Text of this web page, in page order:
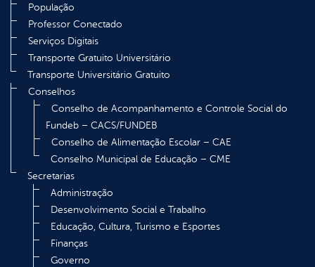
População
Professor Conectado
Serviços Digitais
Transporte Gratuito Universitário
Transporte Universitário Gratuito
Conselhos
Conselho de Acompanhamento e Controle Social do
Fundeb – CACS/FUNDEB
Conselho de Alimentação Escolar – CAE
Conselho Municipal de Educação – CME
Secretarias
Administração
Desenvolvimento Social e Trabalho
Educação, Cultura, Turismo e Esportes
Finanças
Governo